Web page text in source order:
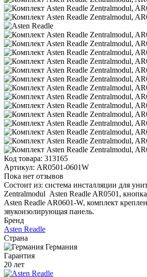
Код товара: 313165
Артикул: AR0501-0601W
Пока нет отзывов
Состоит из: cистема инсталляции для
Zentralmodul Asten Readle AR0501,
Asten Readle AR0601-W, комплект
звукоизолирующая панель.
Бренд
Asten Readle
Страна
Германия
Гарантия
20 лет